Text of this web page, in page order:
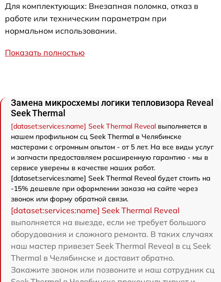
Для комплектующих: Внезапная поломка, отказ в
работе или техническим параметрам при
нормальном использовании.
Показать полностью
Замена микросхемы логики тепловизора Reveal
Seek Thermal
[dataset:services:name] Seek Thermal Reveal выполняется в
нашем профильном сц Seek Thermal в Челябинске
мастерами с огромным опытом - от 5 лет. На все виды услуг
и запчасти предоставляем расширенную гарантию - мы в
сервисе уверены в качестве наших работ.
[dataset:services:name] Seek Thermal Reveal будет стоить на
-15% дешевле при оформлении заказа на сайте через
звонок или форму обратной связи.
[dataset:services:name] Seek Thermal Reveal
выполняется на выезде, если не требует большого
оборудования и сложного ремонта. В таких случаях
наш мастер привезет Seek Thermal Reveal в сц Seek
Thermal в Челябинске и доставит обратно.
Закажите звонок или позвоните и наш сотрудник сц